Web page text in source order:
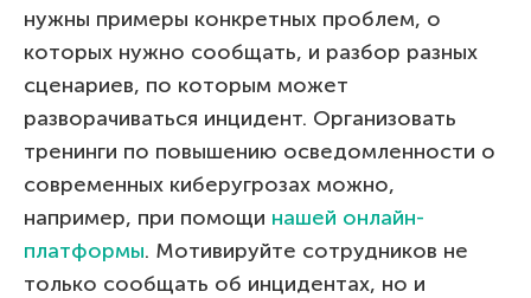
нужны примеры конкретных проблем, о
которых нужно сообщать, и разбор разных
сценариев, по которым может
разворачиваться инцидент. Организовать
тренинги по повышению осведомленности о
современных киберугрозах можно,
например, при помощи нашей онлайн-
платформы. Мотивируйте сотрудников не
только сообщать об инцидентах, но и